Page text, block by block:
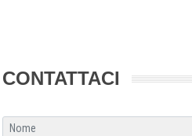
CONTATTACI